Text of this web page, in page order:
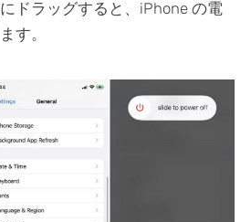
ドラッグすると、iPhone の電
す。